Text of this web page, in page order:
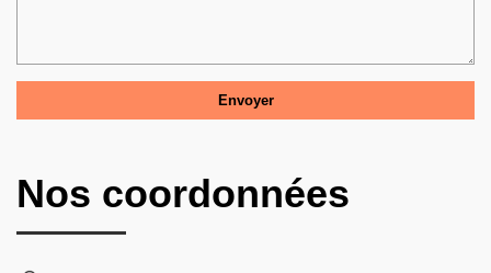
Nos coordonnées